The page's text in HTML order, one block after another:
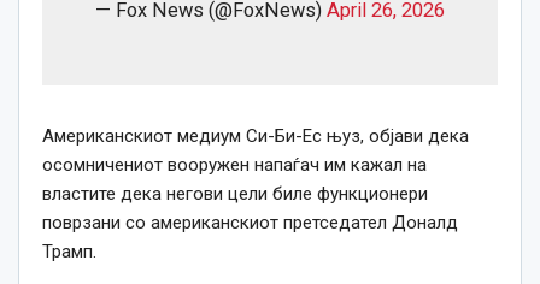
— Fox News (@FoxNews) April 26, 2026
Американскиот медиум Си-Би-Ес њуз, објави дека
осомничениот вооружен напаѓач им кажал на
властите дека негови цели биле функционери
поврзани со американскиот претседател Доналд
Трамп.